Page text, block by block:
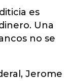
es
Una
no se
Jerome